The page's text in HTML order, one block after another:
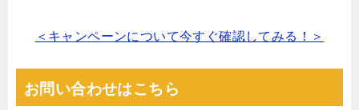
＜キャンペーンについて今すぐ確認してみる！＞
お問い合わせはこちら